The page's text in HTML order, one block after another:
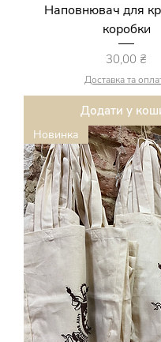
Наповнювач для
коробки
Ціна
30,00 ₴
Доставка та
Додати у
Новинка